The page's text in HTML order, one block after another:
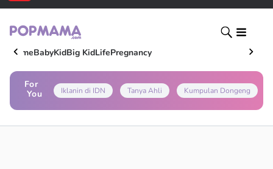
HomeBabyKidBig KidLifePregnancy
For
You
Iklanin di IDN Tanya Ahli Kumpulan Dongeng